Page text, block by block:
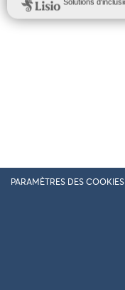
PARAMÈTRES DES COOKIES